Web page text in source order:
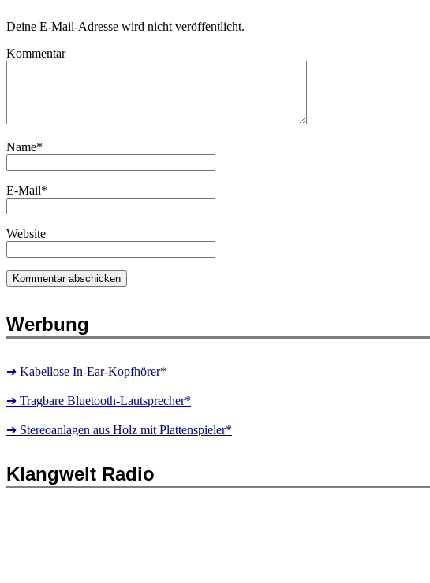
Deine E-Mail-Adresse wird nicht veröffentlicht.
Kommentar
Name*
E-Mail*
Website
Werbung
➔ Kabellose In-Ear-Kopfhörer*
➔ Tragbare Bluetooth-Lautsprecher*
➔ Stereoanlagen aus Holz mit Plattenspieler*
Klangwelt Radio